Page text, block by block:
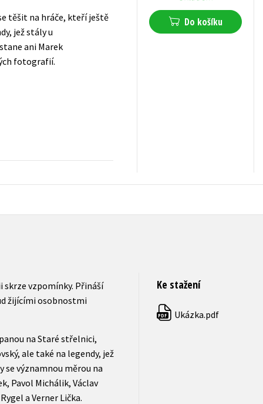
těšit na hráče, kteří ještě
jež stály u
ani Marek
fotografií.
Do košíku
skrze vzpomínky. Přináší
žijícími osobnostmi
na Staré střelnici,
ale také na legendy, jež
významnou měrou na
Pavol Michálik, Václav
a Verner Lička.
Ke stažení
PDF Ukázka.pdf